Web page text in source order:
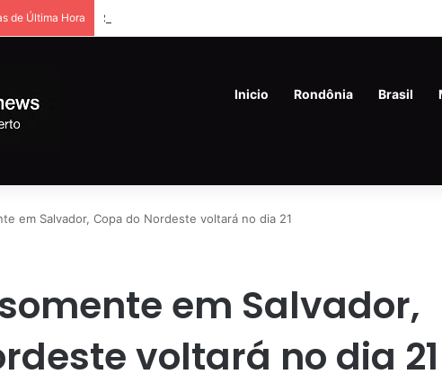
de Última Hora Sine Porto Velho oferece oportunidades de emprego nesta
Inicio Rondônia Brasil
em Salvador, Copa do Nordeste voltará no dia 21
em Salvador,
voltará no dia 21